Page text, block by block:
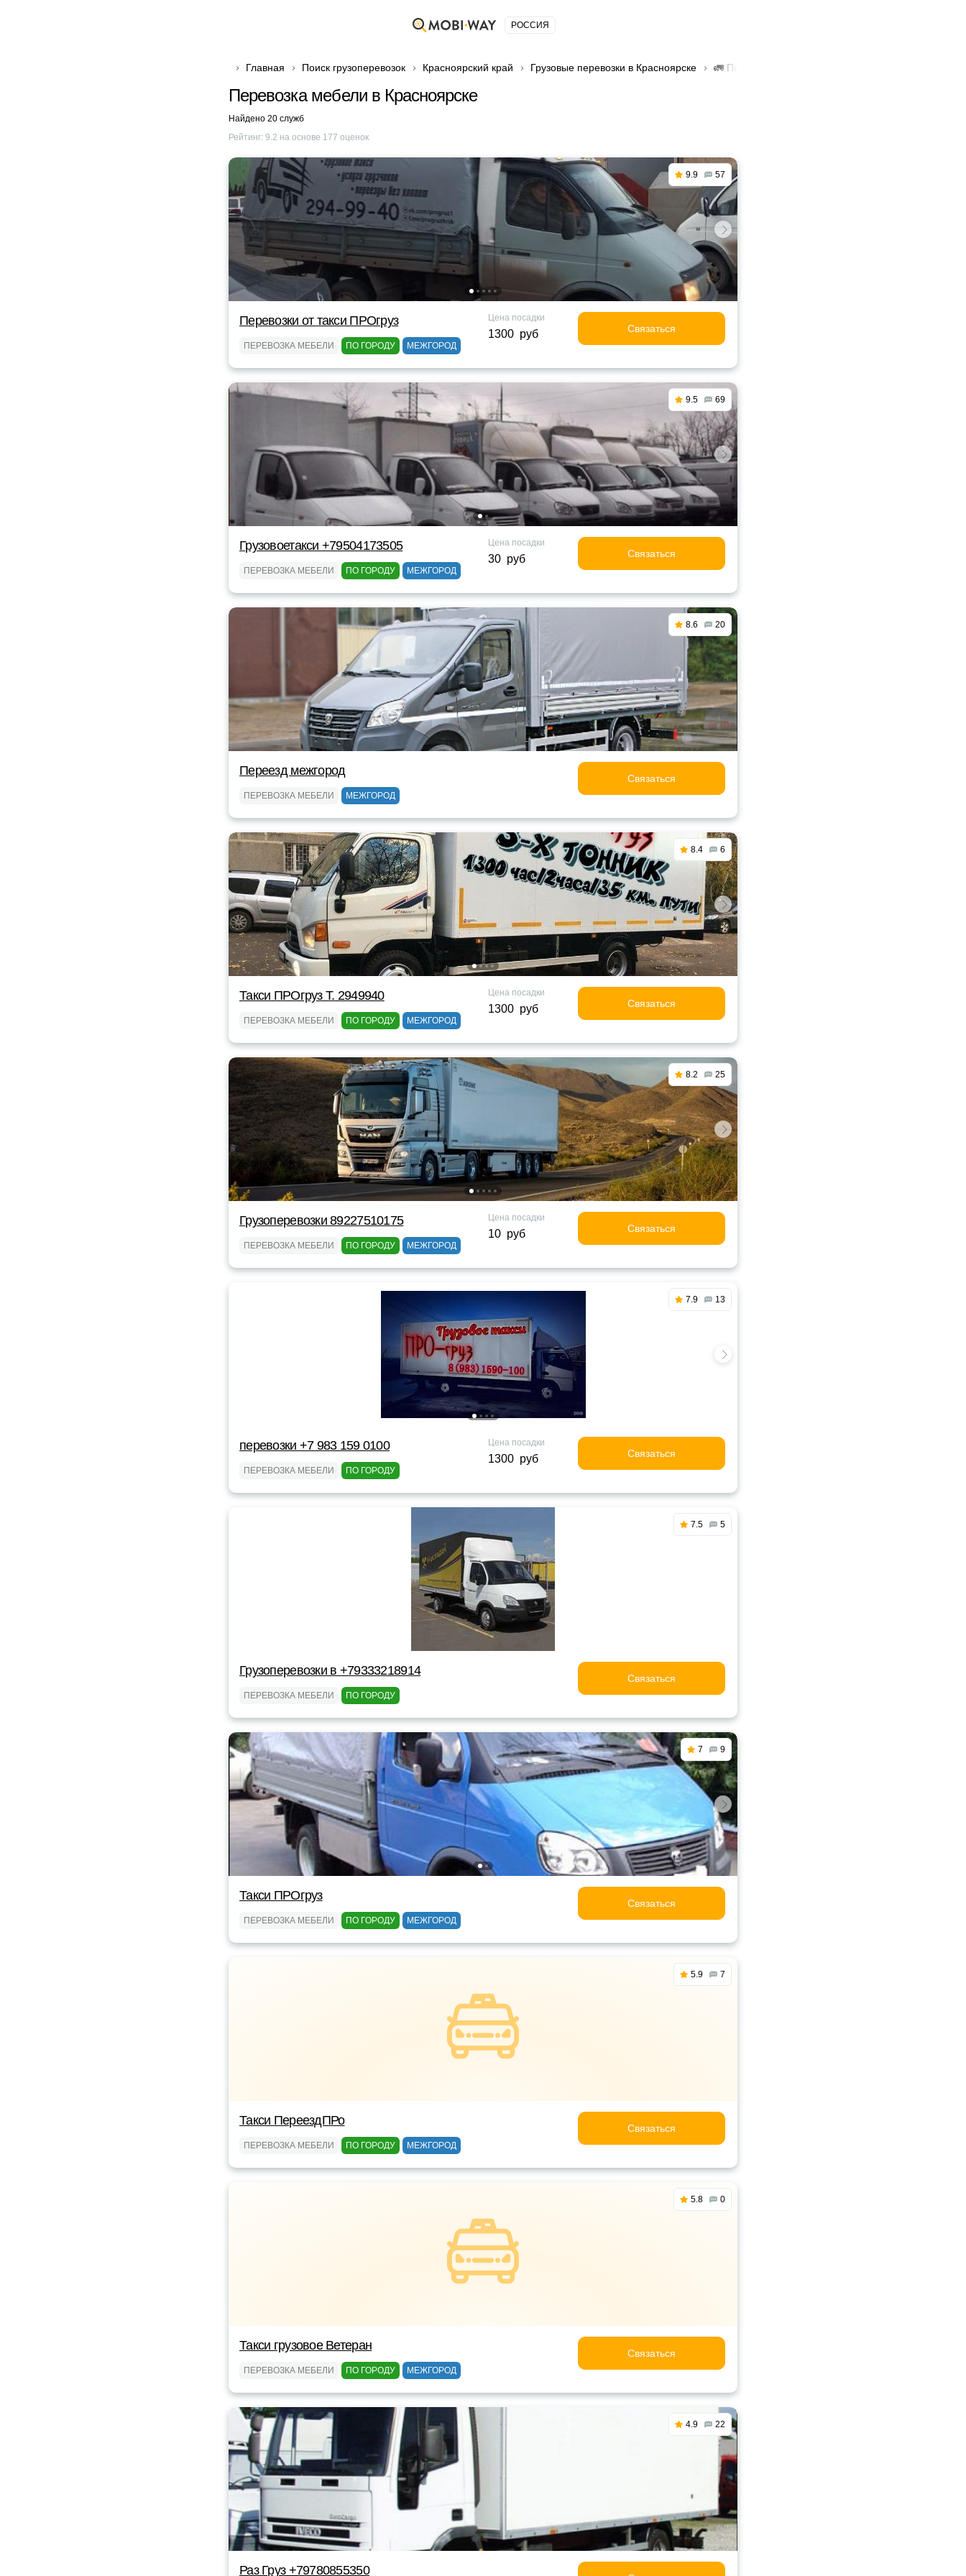
РОССИЯ
Главная Поиск грузоперевозок Красноярский край Грузовые перевозки в Красноярске 🚛 Перевозка мебели в Красноярске
Перевозка мебели в Красноярске
Найдено 20 служб
Рейтинг: 9.2 на основе 177 оценок
9.9 57
Перевозки от такси ПРОгруз
ПЕРЕВОЗКА МЕБЕЛИ ПО ГОРОДУ МЕЖГОРОД
Цена посадки
1300 руб Связаться
9.5 69
Грузовоетакси +79504173505
ПЕРЕВОЗКА МЕБЕЛИ ПО ГОРОДУ МЕЖГОРОД
Цена посадки
30 руб Связаться
8.6 20
Переезд межгород
ПЕРЕВОЗКА МЕБЕЛИ МЕЖГОРОД
Связаться
8.4 6
Такси ПРОгруз Т. 2949940
ПЕРЕВОЗКА МЕБЕЛИ ПО ГОРОДУ МЕЖГОРОД
Цена посадки
1300 руб Связаться
8.2 25
Грузоперевозки 89227510175
ПЕРЕВОЗКА МЕБЕЛИ ПО ГОРОДУ МЕЖГОРОД
Цена посадки
10 руб Связаться
7.9 13
перевозки +7 983 159 0100
ПЕРЕВОЗКА МЕБЕЛИ ПО ГОРОДУ
Цена посадки
1300 руб Связаться
7.5 5
Грузоперевозки в +79333218914
ПЕРЕВОЗКА МЕБЕЛИ ПО ГОРОДУ
Связаться
7 9
Такси ПРОгруз
ПЕРЕВОЗКА МЕБЕЛИ ПО ГОРОДУ МЕЖГОРОД
Связаться
5.9 7
Такси ПереездПРо
ПЕРЕВОЗКА МЕБЕЛИ ПО ГОРОДУ МЕЖГОРОД
Связаться
5.8 0
Такси грузовое Ветеран
ПЕРЕВОЗКА МЕБЕЛИ ПО ГОРОДУ МЕЖГОРОД
Связаться
4.9 22
Раз Груз +79780855350